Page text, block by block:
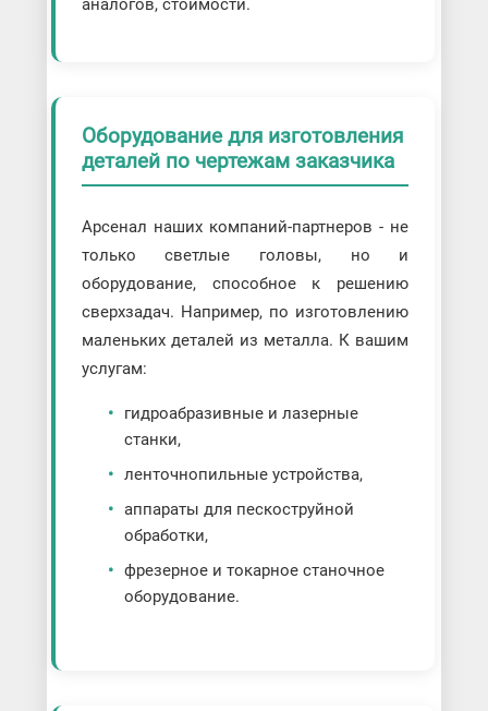
аналогов, стоимости.
Оборудование для изготовления
деталей по чертежам заказчика
Арсенал наших компаний-партнеров - не
только светлые головы, но и
оборудование, способное к решению
сверхзадач. Например, по изготовлению
маленьких деталей из металла. К вашим
услугам:
гидроабразивные и лазерные
станки,
ленточнопильные устройства,
аппараты для пескоструйной
обработки,
фрезерное и токарное станочное
оборудование.